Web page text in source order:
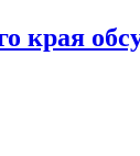
края